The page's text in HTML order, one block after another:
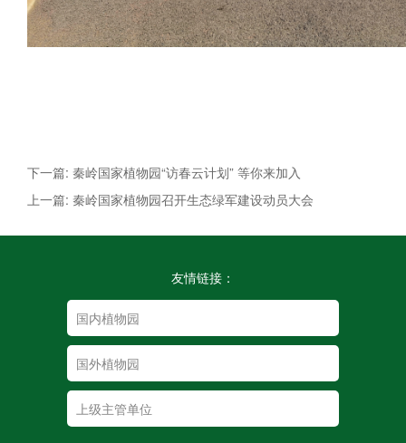
下一篇: 秦岭国家植物园“访春云计划” 等你来加入
上一篇: 秦岭国家植物园召开生态绿军建设动员大会
友情链接：